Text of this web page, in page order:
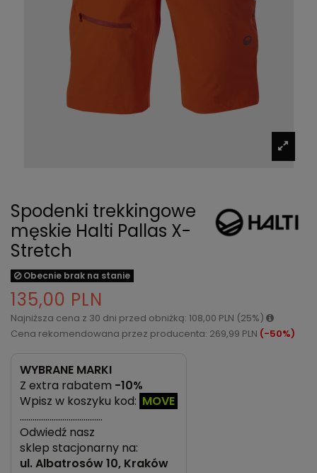
Spodenki trekkingowe
męskie Halti Pallas X-
Stretch
Obecnie brak na stanie
135,00 PLN
Najniższa cena z 30 dni przed obniżką: 108,00 PLN (25%)
Cena rekomendowana przez producenta: 269,99 PLN (-50%)
WYBRANE MARKI
Z extra rabatem -10%
Wpisz w koszyku kod: MOVE
…………………………………
Odwiedź nasz
sklep stacjonarny na:
ul.Albatrosów 10, Kraków